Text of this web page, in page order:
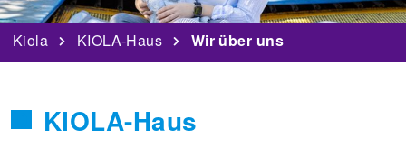
Kiola KIOLA-Haus Wir über uns
KIOLA-Haus